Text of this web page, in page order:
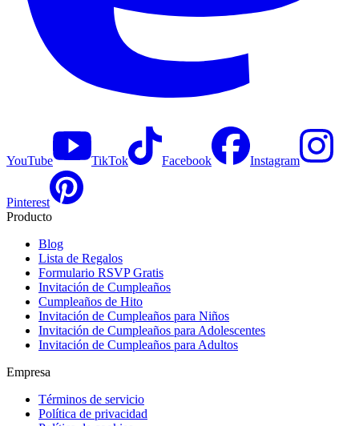
YouTube TikTok Facebook Instagram
Pinterest
Producto
Blog
Lista de Regalos
Formulario RSVP Gratis
Invitación de Cumpleaños
Cumpleaños de Hito
Invitación de Cumpleaños para Niños
Invitación de Cumpleaños para Adolescentes
Invitación de Cumpleaños para Adultos
Empresa
Términos de servicio
Política de privacidad